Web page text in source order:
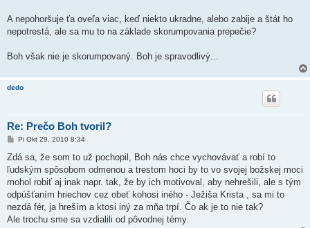
A nepohoršuje ťa oveľa viac, keď niekto ukradne, alebo zabije a štát ho
nepotrestá, ale sa mu to na základe skorumpovania prepečie?
Boh však nie je skorumpovaný. Boh je spravodlivý...
dedo
Re: Prečo Boh tvoril?
P
í
p
e
o
k
Pi Okt 29, 2010 8:34
Zdá sa, že som to už pochopil, Boh nás chce vychovávať a robí to
ľudským spôsobom odmenou a trestom hoci by to vo svojej božskej moci
mohol robiť aj inak napr. tak, že by ich motivoval, aby nehrešili, ale s tým
odpúšťaním hriechov cez obeť kohosi iného - Ježiša Krista , sa mi to
nezdá fér, ja hreším a ktosi iný za mňa trpí. Čo ak je to nie tak?
Ale trochu sme sa vzdialili od pôvodnej témy.